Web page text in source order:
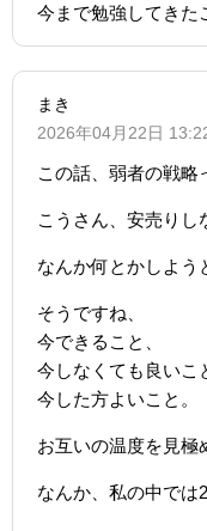
今まで勉強してきた
まき
2026年04月22日
この話、弱者の戦略
こうさん、安売りし
なんか何とかしよう
そうですね、
今できること、
今しなくても良いこ
今した方よいこと。
お互いの温度を見極
なんか、私の中では